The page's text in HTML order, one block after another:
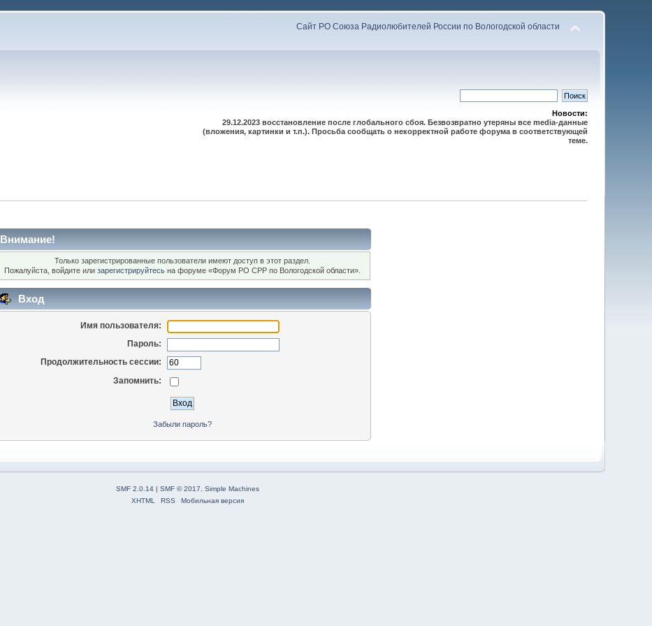
Сайт РО Союза Радиолюбителей России по Вологодской области
Новости:
29.12.2023 восстановление после глобального сбоя. Безвозвратно утеряны все media-данные
(вложения, картинки и т.п.). Просьба сообщать о некорректной работе форума в соответствующей
теме.
Внимание!
Только зарегистрированные пользователи имеют доступ в этот раздел.
Пожалуйста, войдите или зарегистрируйтесь на форуме «Форум РО СРР по Вологодской области».
Вход
Имя пользователя:
Пароль:
Продолжительность сессии:
Запомнить:
Забыли пароль?
SMF 2.0.14 | SMF © 2017
Simple Machines
XHTML
RSS Мобильная версия